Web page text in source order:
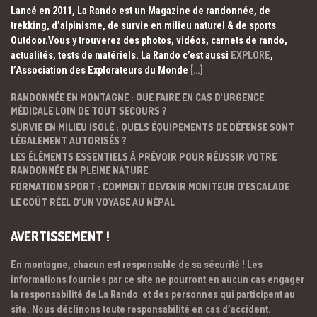
Lancé en 2011, La Rando est un Magazine de randonnée, de
trekking, d’alpinisme, de survie en milieu naturel & de sports
Outdoor.Vous y trouverez des photos, vidéos, carnets de rando,
actualités, tests de matériels. La Rando c’est aussi EXPLORE,
l’Association des Explorateurs du Monde […]
RANDONNÉE EN MONTAGNE : QUE FAIRE EN CAS D’URGENCE
MÉDICALE LOIN DE TOUT SECOURS ?
SURVIE EN MILIEU ISOLÉ : QUELS ÉQUIPEMENTS DE DÉFENSE SONT
LÉGALEMENT AUTORISÉS ?
LES ÉLÉMENTS ESSENTIELS À PRÉVOIR POUR RÉUSSIR VOTRE
RANDONNÉE EN PLEINE NATURE
FORMATION SPORT : COMMENT DEVENIR MONITEUR D’ESCALADE
LE COÛT RÉEL D’UN VOYAGE AU NÉPAL
AVERTISSEMENT !
En montagne, chacun est responsable de sa sécurité ! Les
informations fournies par ce site ne pourront en aucun cas engager
la responsabilité de La Rando et des personnes qui participent au
site. Nous déclinons toute responsabilité en cas d’accident.